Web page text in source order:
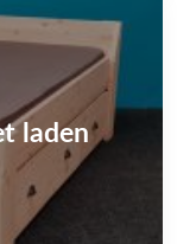
laden